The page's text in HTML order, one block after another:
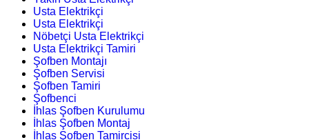
Usta Elektrikçi
Usta Elektrikçi
Nöbetçi Usta Elektrikçi
Usta Elektrikçi Tamiri
Şofben Montajı
Şofben Servisi
Şofben Tamiri
Şofbenci
İhlas Şofben Kurulumu
İhlas Şofben Montaj
İhlas Şofben Tamircisi